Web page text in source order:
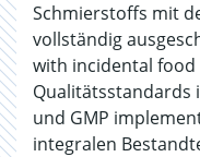
Schmierstoffs mit
vollständig
with incidental food
Qualitätsstandards
und GMP
integralen